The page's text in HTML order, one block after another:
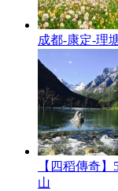
成都-康定-理
【四稻傳奇
山